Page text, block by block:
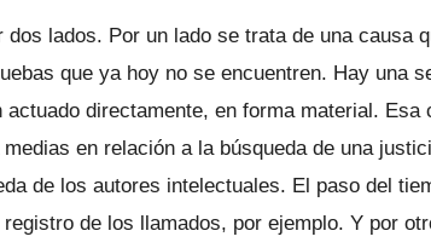
dos lados. Por un lado se trata de una causa
que ya hoy no se encuentren. Hay una
directamente, en forma material. Esa
en relación a la búsqueda de una
de los autores intelectuales. El paso del
de los llamados, por ejemplo. Y por